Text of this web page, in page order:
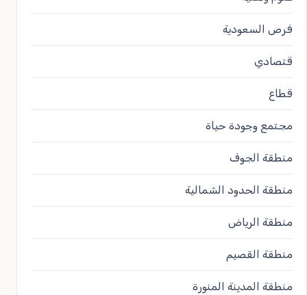
فرص السعودية
قتصادي
قطاع
مجتمع وجودة حياة
منطقة الجوف
منطقة الحدود الشمالية
منطقة الرياض
منطقة القصيم
منطقة المدينة المنورة